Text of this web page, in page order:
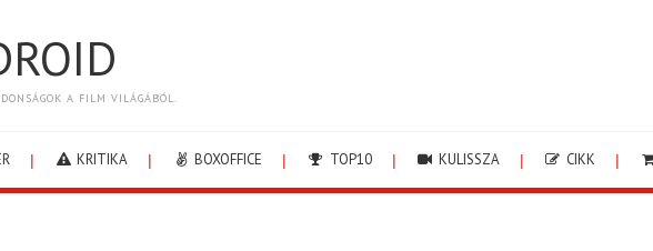
A FILM VILÁGÁBÓL.
KRITIKA BOXOFFICE TOP10 KULISSZA CIKK